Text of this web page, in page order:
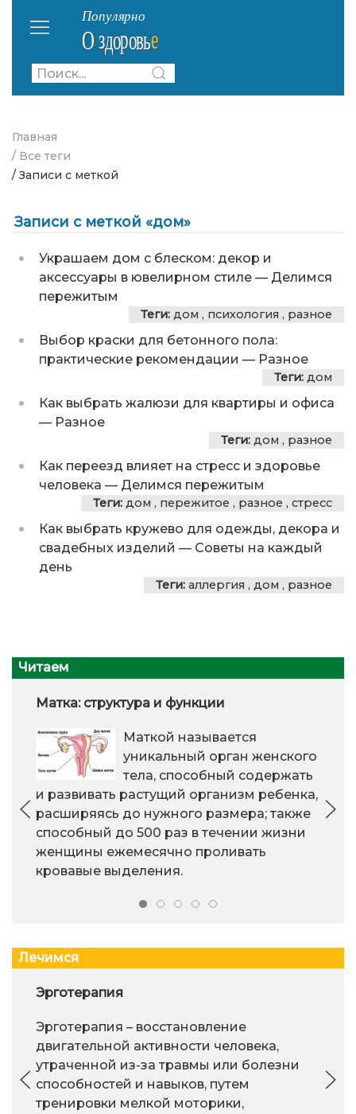
Главная
/ Все теги
/ Записи с меткой
Записи с меткой «дом»
Украшаем дом с блеском: декор и
аксессуары в ювелирном стиле — Делимся
пережитым
Теги: дом , психология , разное
Выбор краски для бетонного пола:
практические рекомендации​ — Разное
Теги: дом
Как выбрать жалюзи для квартиры и офиса
— Разное
Теги: дом , разное
Как переезд влияет на стресс и здоровье
человека — Делимся пережитым
Теги: дом , пережитое , разное , стресс
Как выбрать кружево для одежды, декора и
свадебных изделий — Советы на каждый
день
Теги: аллергия , дом , разное
Читаем
Матка: структура и функции
Маткой называется
уникальный орган женского
тела, способный содержать
и развивать растущий организм ребенка,
расширяясь до нужного размера; также
способный до 500 раз в течении жизни
женщины ежемесячно проливать
кровавые выделения.
Лечимся
Эрготерапия
Эрготерапия – восстановление
двигательной активности человека,
утраченной из-за травмы или болезни
способностей и навыков, путем
тренировки мелкой моторики,